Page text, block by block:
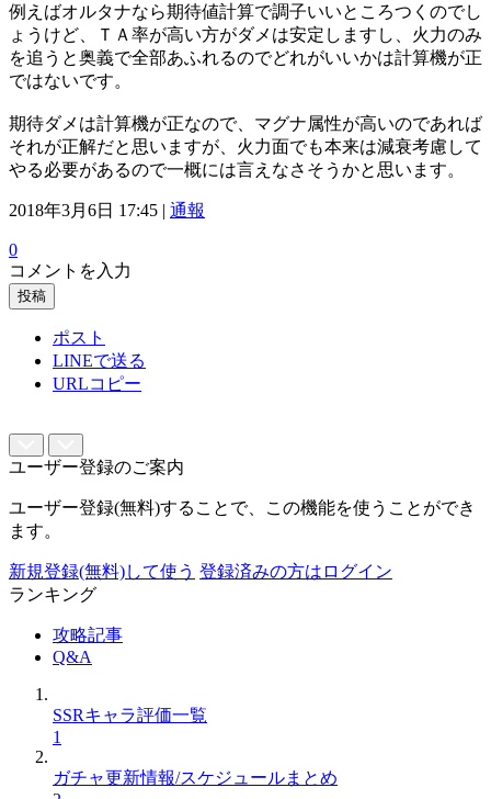
例えばオルタナなら期待値計算で調子いいところつくのでし
ょうけど、ＴＡ率が高い方がダメは安定しますし、火力のみ
を追うと奥義で全部あふれるのでどれがいいかは計算機が正
ではないです。
期待ダメは計算機が正なので、マグナ属性が高いのであれば
それが正解だと思いますが、火力面でも本来は減衰考慮して
やる必要があるので一概には言えなさそうかと思います。
2018年3月6日 17:45 | 通報
0
コメントを入力
投稿
ポスト
LINEで送る
URLコピー
ユーザー登録のご案内
ユーザー登録(無料)することで、この機能を使うことができ
ます。
新規登録(無料)して使う 登録済みの方はログイン
ランキング
攻略記事
Q&A
SSRキャラ評価一覧
1
ガチャ更新情報/スケジュールまとめ